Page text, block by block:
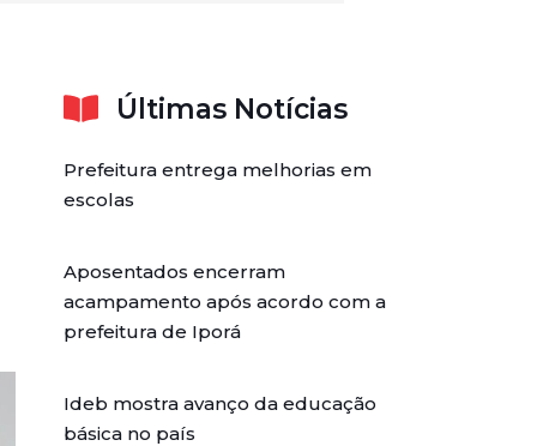
Últimas Notícias
Prefeitura entrega melhorias em
escolas
Aposentados encerram
acampamento após acordo com a
prefeitura de Iporá
Ideb mostra avanço da educação
básica no país